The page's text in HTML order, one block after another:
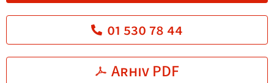
01 530 78 44
Arhiv PDF